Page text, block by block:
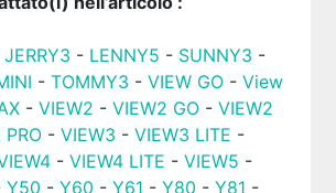
JERRY3 - LENNY5 - SUNNY3 -
- TOMMY3 - VIEW GO- View
- VIEW2 - VIEW2 GO- VIEW2
PRO- VIEW3 - VIEW3 LITE -
- VIEW4 LITE - VIEW5 -
Y50 - Y60 - Y61 - Y80 - Y81 -